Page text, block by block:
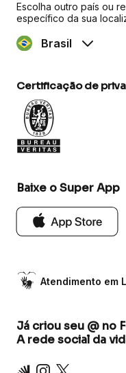
Escolha outro país ou
específico da sua
Brasil
Certificação de
Baixe o Super App
Atendimento em
Já criou seu @ no
A rede social da
Inter Instagram
X